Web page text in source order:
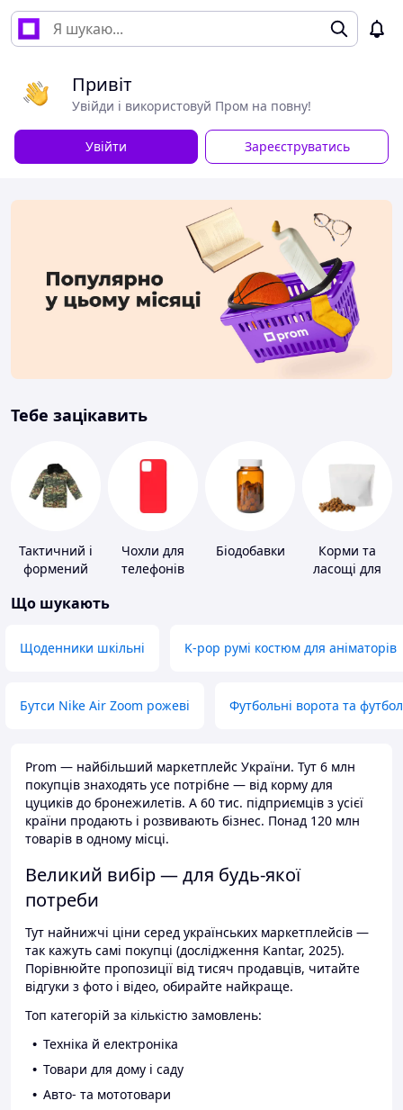
Привіт
Увійди і використовуй Пром на повну!
Увійти Зареєструватись
Тебе зацікавить
Тактичний і
формений
Чохли для
телефонів
Біодобавки
Корми та
ласощі для
Що шукають
Щоденники шкільні K-pop румі костюм для аніматорів
Бутси Nike Air Zoom рожеві Футбольні ворота та
Prom — найбільший маркетплейс України. Тут 6 млн
покупців знаходять усе потрібне — від корму для
цуциків до бронежилетів. А 60 тис. підприємців з усієї
країни продають і розвивають бізнес. Понад 120 млн
товарів в одному місці.
Великий вибір — для будь-якої
потреби
Тут найнижчі ціни серед українських маркетплейсів —
так кажуть самі покупці (дослідження Kantar, 2025).
Порівнюйте пропозиції від тисяч продавців, читайте
відгуки з фото і відео, обирайте найкраще.
Топ категорій за кількістю замовлень:
Техніка й електроніка
Товари для дому і саду
Авто- та мототовари